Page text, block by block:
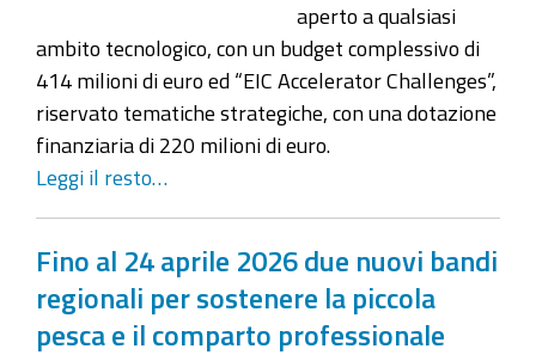
aperto a qualsiasi
ambito tecnologico, con un budget complessivo di
414 milioni di euro ed “EIC Accelerator Challenges”,
riservato tematiche strategiche, con una dotazione
finanziaria di 220 milioni di euro.
Leggi il resto…
Fino al 24 aprile 2026 due nuovi bandi
regionali per sostenere la piccola
pesca e il comparto professionale